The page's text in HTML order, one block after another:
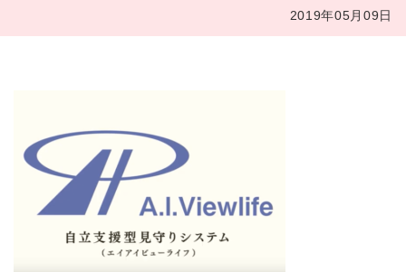
2019年05月09日